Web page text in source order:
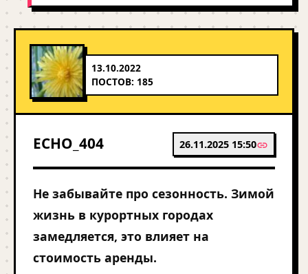
13.10.2022
ПОСТОВ: 185
ECHO_404 26.11.2025 15:50
Не забывайте про сезонность. Зимой
жизнь в курортных городах
замедляется, это влияет на
стоимость аренды.